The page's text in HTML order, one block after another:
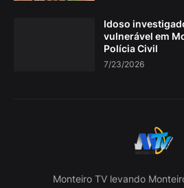
Idoso
vulnerável em
Polícia Civil
7/23/2026
Monteiro TV levando